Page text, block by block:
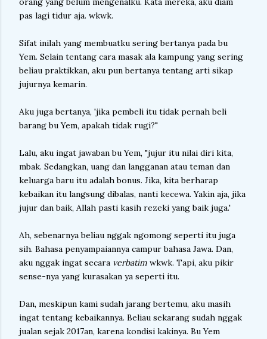
pas lagi tidur aja. wkwk.
Sifat inilah yang membuatku sering bertanya pada bu
Yem. Selain tentang cara masak ala kampung yang sering
beliau praktikkan, aku pun bertanya tentang arti sikap
jujurnya kemarin.
Aku juga bertanya, 'jika pembeli itu tidak pernah beli
barang bu Yem, apakah tidak rugi?"
Lalu, aku ingat jawaban bu Yem, "jujur itu nilai diri kita,
mbak. Sedangkan, uang dan langganan atau teman dan
keluarga baru itu adalah bonus. Jika, kita berharap
kebaikan itu langsung dibalas, nanti kecewa. Yakin aja, jika
jujur dan baik, Allah pasti kasih rezeki yang baik juga.'
Ah, sebenarnya beliau nggak ngomong seperti itu juga
sih. Bahasa penyampaiannya campur bahasa Jawa. Dan,
aku nggak ingat secara verbatim wkwk. Tapi, aku pikir
sense-nya yang kurasakan ya seperti itu.
Dan, meskipun kami sudah jarang bertemu, aku masih
ingat tentang kebaikannya. Beliau sekarang sudah nggak
jualan sejak 2017an, karena kondisi kakinya. Bu Yem